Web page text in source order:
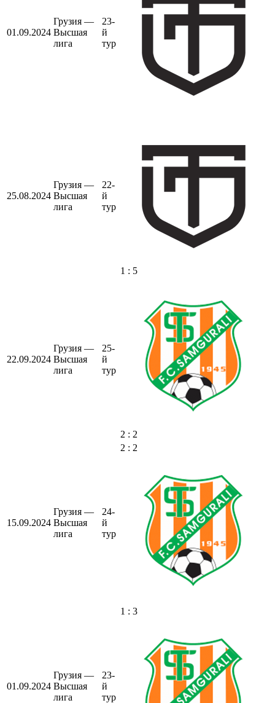
01.09.2024
Грузия —
Высшая
лига
23-
й
тур
25.08.2024
Грузия —
Высшая
лига
22-
й
тур
1 : 5
22.09.2024
Грузия —
Высшая
лига
25-
й
тур
2 : 2
15.09.2024
Грузия —
Высшая
лига
24-
й
тур
2 : 2
01.09.2024
Грузия —
Высшая
лига
23-
й
тур
1 : 3